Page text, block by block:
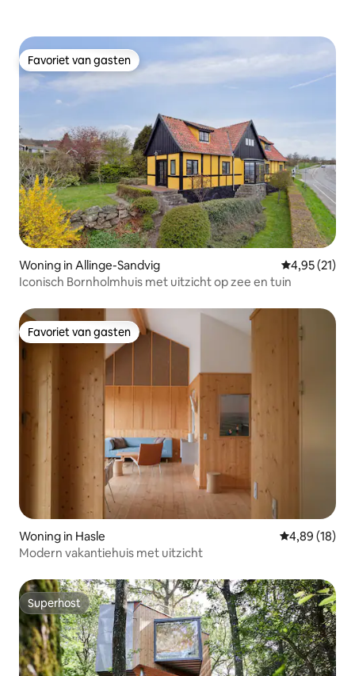
Favoriet van gasten
Favoriet van gasten
Woning in Allinge-Sandvig Gemiddelde
4,95 (21)
Iconisch Bornholmhuis met uitzicht op zee en tuin
Favoriet van gasten
Favoriet van gasten
Woning in Hasle Gemiddelde
4,89 (18)
Modern vakantiehuis met uitzicht
Superhost
Superhost